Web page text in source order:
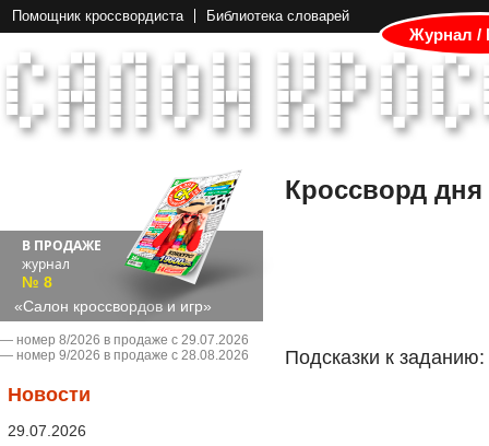
Помощник кроссвордиста Библиотека словарей
Журнал /
В ПРОДАЖЕ
журнал
№ 8
«Салон кроссвордов и игр»
― номер 8/2026 в продаже с 29.07.2026
― номер 9/2026 в продаже с 28.08.2026
Новости
29.07.2026
Кроссворд дня
Подсказки к заданию: